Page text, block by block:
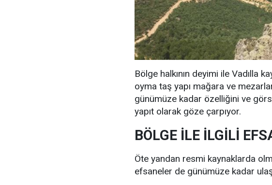
Bölge halkının deyimi ile Vadılla
oyma taş yapı mağara ve
günümüze kadar özelliğini ve
yapıt olarak göze çarpıyor.
BÖLGE İLE İLGİLİ
Öte yandan resmi kaynaklarda
efsaneler de günümüze kadar